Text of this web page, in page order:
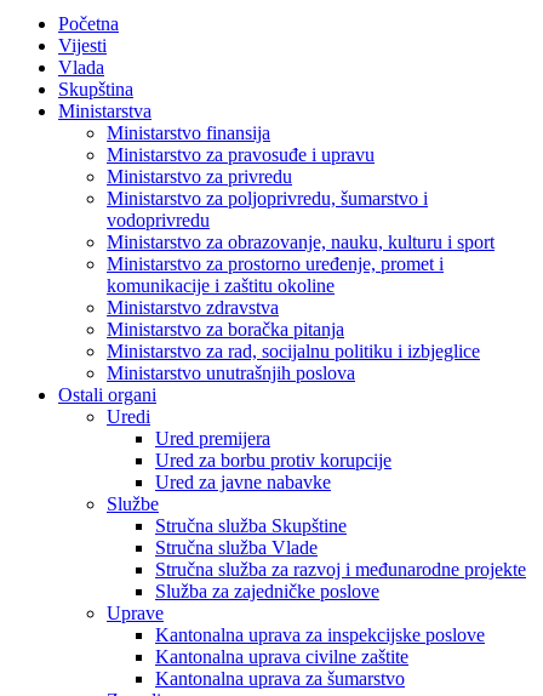
Početna
Vijesti
Vlada
Skupština
Ministarstva
Ministarstvo finansija
Ministarstvo za pravosuđe i upravu
Ministarstvo za privredu
Ministarstvo za poljoprivredu, šumarstvo i
vodoprivredu
Ministarstvo za obrazovanje, nauku, kulturu i sport
Ministarstvo za prostorno uređenje, promet i
komunikacije i zaštitu okoline
Ministarstvo zdravstva
Ministarstvo za boračka pitanja
Ministarstvo za rad, socijalnu politiku i izbjeglice
Ministarstvo unutrašnjih poslova
Ostali organi
Uredi
Ured premijera
Ured za borbu protiv korupcije
Ured za javne nabavke
Službe
Stručna služba Skupštine
Stručna služba Vlade
Stručna služba za razvoj i međunarodne projekte
Služba za zajedničke poslove
Uprave
Kantonalna uprava za inspekcijske poslove
Kantonalna uprava civilne zaštite
Kantonalna uprava za šumarstvo